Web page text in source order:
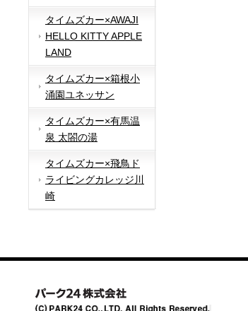
タイムズカー×AWAJI
HELLO KITTY APPLE
LAND
タイムズカー×箱根小
涌園ユネッサン
タイムズカー×有馬温
泉 太閤の湯
タイムズカー×飛鳥ド
ライビングカレッジ川
崎